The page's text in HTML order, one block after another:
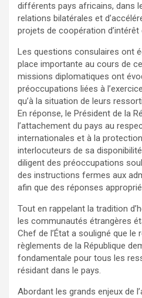
différents pays africains, dans
relations bilatérales et
projets de coopération d’intérêt
Les questions consulaires ont
place importante au cours de
missions diplomatiques ont
préoccupations liées à
qu’à la situation de leurs
En réponse, le Président de la
l’attachement du pays au
internationales et à la
interlocuteurs de sa
diligent des préoccupations
des instructions fermes aux
afin que des réponses
Tout en rappelant la tradition
les communautés étrangères
Chef de l’État a souligné que
règlements de la République
fondamentale pour tous les
résidant dans le pays.
Abordant les grands enjeux de